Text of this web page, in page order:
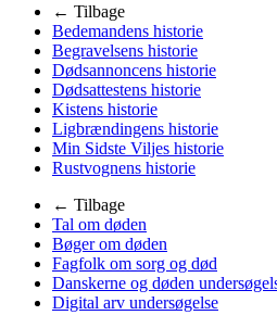
← Tilbage
Bedemandens historie
Begravelsens historie
Dødsannoncens historie
Dødsattestens historie
Kistens historie
Ligbrændingens historie
Min Sidste Viljes historie
Rustvognens historie
← Tilbage
Tal om døden
Bøger om døden
Fagfolk om sorg og død
Danskerne og døden
Digital arv undersøgelse